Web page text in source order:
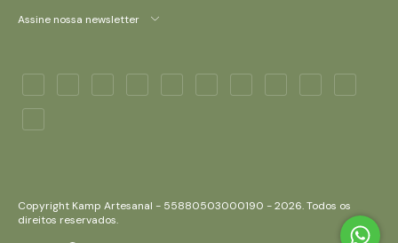
Assine nossa newsletter
Copyright Kamp Artesanal - 55880503000190 - 2026. Todos os
direitos reservados.